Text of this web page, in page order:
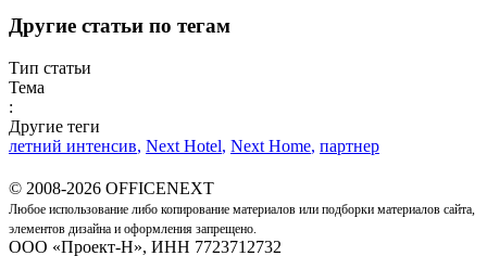
Другие статьи по тегам
Тип статьи
Тема
:
Другие теги
летний интенсив, Next Hotel, Next Home, партнер
© 2008-2026 OFFICENEXT
Любое использование либо копирование материалов или подборки материалов сайта,
элементов дизайна и оформления запрещено.
ООО «Проект-Н», ИНН 7723712732